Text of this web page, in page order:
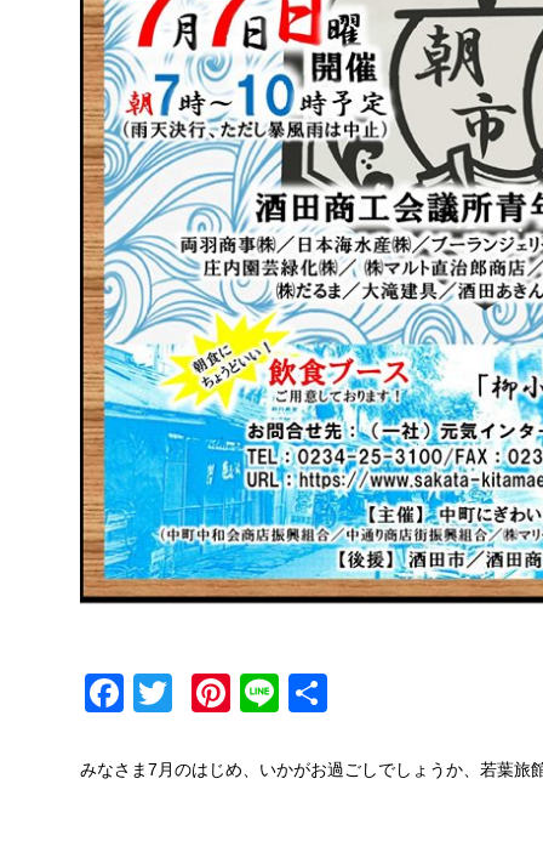
Facebook
TwitterPinterest
Line
みなさま7月のはじめ、いかがお過ごしでしょうか、若葉旅